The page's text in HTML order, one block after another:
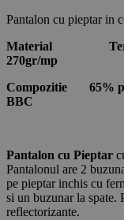
Pantalon cu pieptar in
Material
270gr/mp
Compozitie
BBC
Pantalon cu Pieptar
Pantalonul are 2
pe pieptar inchis cu
si un buzunar la spate.
reflectorizante.